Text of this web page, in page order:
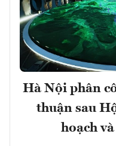
Hà Nội phân
thuận sau
hoạch